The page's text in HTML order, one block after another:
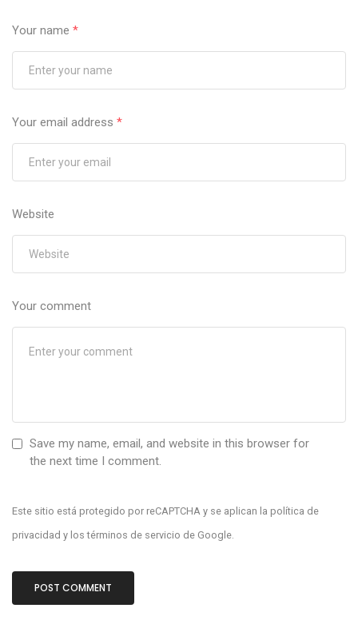
Your name *
Your email address *
Website
Your comment
Save my name, email, and website in this browser for
the next time I comment.
Este sitio está protegido por reCAPTCHA y se aplican la política de
privacidad y lostérminos de servicio de Google.